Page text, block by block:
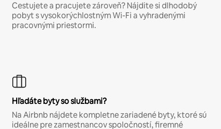
Cestujete a pracujete zároveň? Nájdite si dlhodobý
pobyt s vysokorýchlostným Wi-Fi a vyhradenými
pracovnými priestormi.
Hľadáte byty so službami?
Na Airbnb nájdete kompletne zariadené byty, ktoré sú
ideálne pre zamestnancov spoločností, firemné